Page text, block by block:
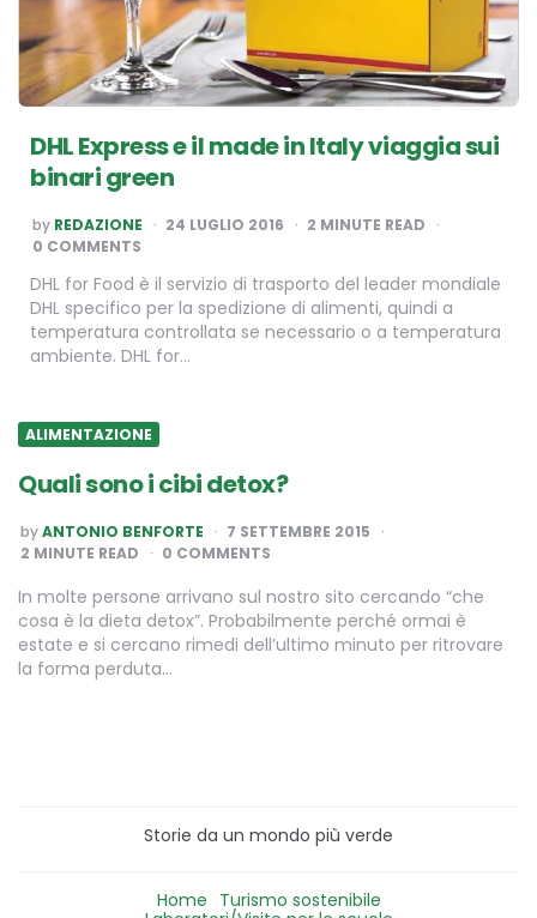
DHL Express e il made in Italy viaggia sui
binari green
POSTED
BY
by REDAZIONE 24 LUGLIO 2016 2 MINUTE READ
0 COMMENTS
DHL for Food è il servizio di trasporto del leader mondiale
DHL specifico per la spedizione di alimenti, quindi a
temperatura controllata se necessario o a temperatura
ambiente. DHL for…
ALIMENTAZIONE
Quali sono i cibi detox?
POSTED
BY
byANTONIO BENFORTE
7 SETTEMBRE 2015
2 MINUTE READ 0 COMMENTS
In molte persone arrivano sul nostro sito cercando “che
cosa è la dieta detox”. Probabilmente perché ormai è
estate e si cercano rimedi dell’ultimo minuto per ritrovare
la forma perduta…
Storie da un mondo più verde
Home Turismo sostenibile